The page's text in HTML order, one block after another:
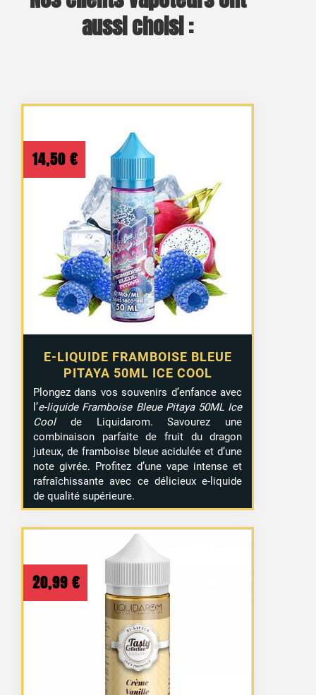
aussi choisi :
E-LIQUIDE FRAMBOISE BLEUE
PITAYA 50ML ICE COOL
14,50 €
Plongez dans vos souvenirs d’enfance avec
l’e-liquide Framboise Bleue Pitaya 50ML Ice
Coolde Liquidarom. Savourez une
combinaison parfaite de fruit du dragon
juteux, de framboise bleue acidulée et d’une
note givrée. Profitez d’une vape intense et
rafraîchissante avec ce délicieux e-liquide
de qualité supérieure.
20,99 €